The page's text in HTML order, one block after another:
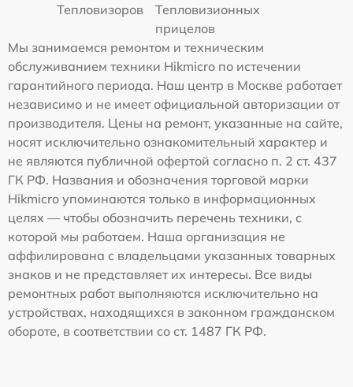
Тепловизоров
Тепловизионных
прицелов
Мы занимаемся ремонтом и техническим
обслуживанием техники Hikmicro по истечении
гарантийного периода. Наш центр в Москве работает
независимо и не имеет официальной авторизации от
производителя. Цены на ремонт, указанные на сайте,
носят исключительно ознакомительный характер и
не являются публичной офертой согласно п. 2 ст. 437
ГК РФ. Названия и обозначения торговой марки
Hikmicro упоминаются только в информационных
целях — чтобы обозначить перечень техники, с
которой мы работаем. Наша организация не
аффилирована с владельцами указанных товарных
знаков и не представляет их интересы. Все виды
ремонтных работ выполняются исключительно на
устройствах, находящихся в законном гражданском
обороте, в соответствии со ст. 1487 ГК РФ.